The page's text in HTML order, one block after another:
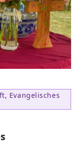
Evangelisches